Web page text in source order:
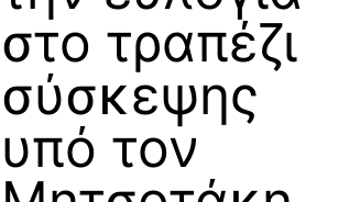
στο τραπέζι
σύσκεψης
υπό τον